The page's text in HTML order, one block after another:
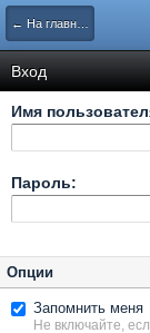
← На главную
Вход
Имя
Пароль:
Опции
Запомнить меня
Не включайте,